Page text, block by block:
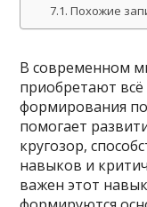
Похожие
В современном
приобретают
формирования
помогает
кругозор,
навыков и
важен этот